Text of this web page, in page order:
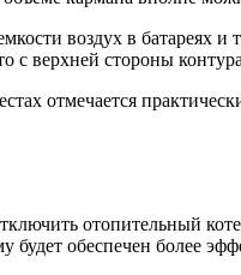
воздух в батареях и
с верхней стороны
отмечается
отопительный
будет обеспечен более